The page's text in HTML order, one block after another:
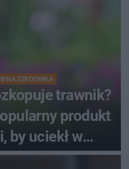
NA SZKODNIKA
trawnik?
produkt
by uciekł w